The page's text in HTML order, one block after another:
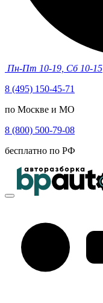
Пн-Пт 10-19, Сб 10-15
8 (495) 150-45-71
по Москве и МО
8 (800) 500-79-08
бесплатно по РФ